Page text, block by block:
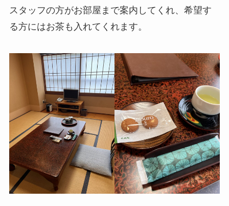
スタッフの方がお部屋まで案内してくれ、希望す
る方にはお茶も入れてくれます。